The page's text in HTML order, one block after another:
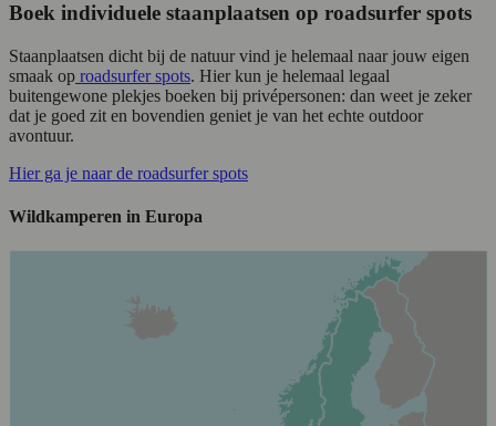
Boek individuele staanplaatsen op roadsurfer spots
Staanplaatsen dicht bij de natuur vind je helemaal naar jouw eigen
smaak op roadsurfer spots. Hier kun je helemaal legaal
buitengewone plekjes boeken bij privépersonen: dan weet je zeker
dat je goed zit en bovendien geniet je van het echte outdoor
avontuur.
Hier ga je naar de roadsurfer spots
Wildkamperen in Europa